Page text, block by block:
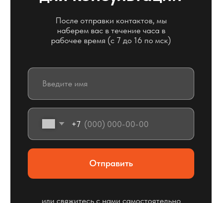
Официально представляем продукцию Ayvaz
Weser (СПб) в Екатеринбурге.
Вся продукция
Производство сертифицировано
по стандарту ISO 9001, внедрен 100%
контроль входящих материалов и готовой
продукции, развернуты испытательные
стенды и участки.
Отправляем изделия
по всей РФ